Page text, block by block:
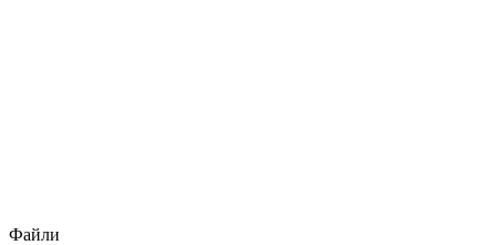
Файли